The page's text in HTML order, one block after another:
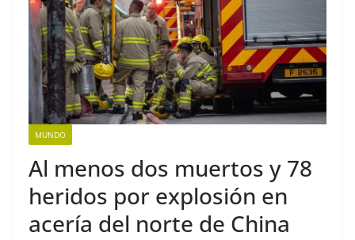
MUNDO
Al menos dos muertos y 78
heridos por explosión en
acería del norte de China